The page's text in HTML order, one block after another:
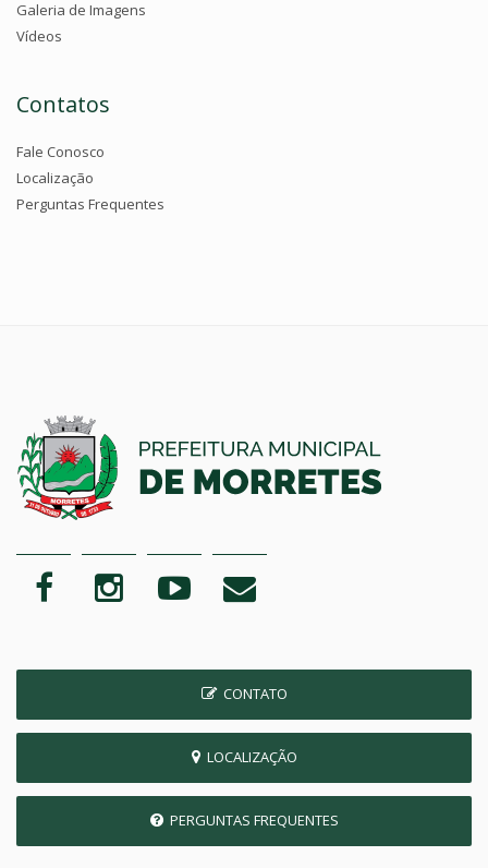
Galeria de Imagens
Vídeos
Contatos
Fale Conosco
Localização
Perguntas Frequentes
CONTATO
LOCALIZAÇÃO
PERGUNTAS FREQUENTES